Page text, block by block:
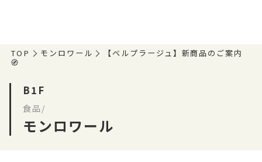
TOP モンロワール
【ベルプラージュ】新商品のご案内
🧭
B1F
食品/
モンロワール